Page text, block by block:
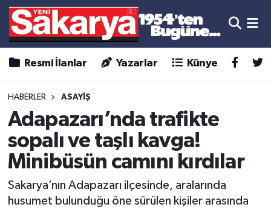
Resmi İlanlar Yazarlar Künye
HABERLER ASAYİŞ
Adapazarı’nda trafikte
sopalı ve taşlı kavga!
Minibüsün camını kırdılar
Sakarya’nın Adapazarı ilçesinde, aralarında
husumet bulunduğu öne sürülen kişiler arasında